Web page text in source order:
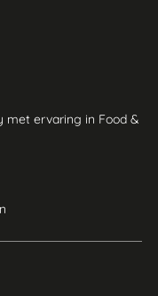
met ervaring in Food &